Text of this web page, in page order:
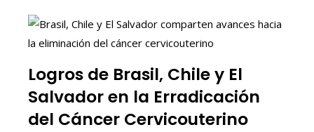
Logros de Brasil, Chile y El
Salvador en la Erradicación
del Cáncer Cervicouterino